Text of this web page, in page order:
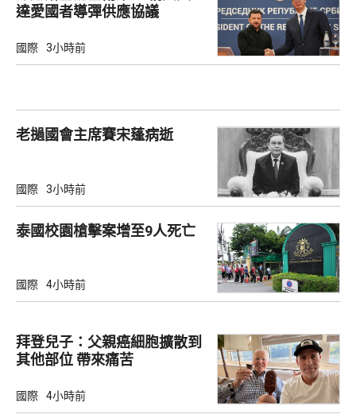
達愛國者導彈供應協議
國際 3小時前
老撾國會主席賽宋蓬病逝
國際 3小時前
泰國校園槍擊案增至9人死亡
國際 4小時前
拜登兒子：父親癌細胞擴散到
其他部位 帶來痛苦
國際 4小時前